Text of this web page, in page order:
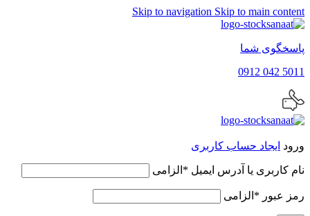
Skip to navigation Skip to main content
پاسخگوی شما
5011 042 0912
ورود ایجاد حساب کاربری
نام کاربری یا آدرس ایمیل * الزامی
رمز عبور * الزامی